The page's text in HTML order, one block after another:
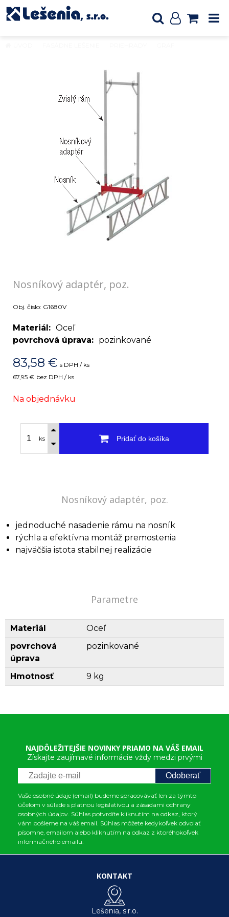
Nosníkový adaptér, poz.
Obj. čislo: G1680V
Materiál
Oceľ
povrchová úprava
pozinkované
83,58 € s DPH / ks
67,95 € bez DPH / ks
Na objednávku
ks Pridať do košíka
Nosníkový adaptér, poz.
jednoduché nasadenie rámu na nosník
rýchla a efektívna montáž premostenia
najväčšia istota stabilnej realizácie
Parametre
Materiál
Oceľ
povrchová
úprava
pozinkované
Hmotnosť 9 kg
NAJDÔLEŽITEJŠIE NOVINKY PRIAMO NA VÁŠ EMAIL
Získajte zaujímavé informácie vždy medzi prvými
Odoberať
Vaše osobné údaje (email) budeme spracovávať len za týmto
účelom v súlade s platnou legislatívou a zásadami ochrany
osobných údajov. Súhlas potvrdíte kliknutím na odkaz, ktorý
vám pošleme na váš email. Súhlas môžete kedykoľvek odvolať
písomne, emailom alebo kliknutím na odkaz z ktoréhokoľvek
informačného emailu.
KONTAKT
Lešenia, s.r.o.